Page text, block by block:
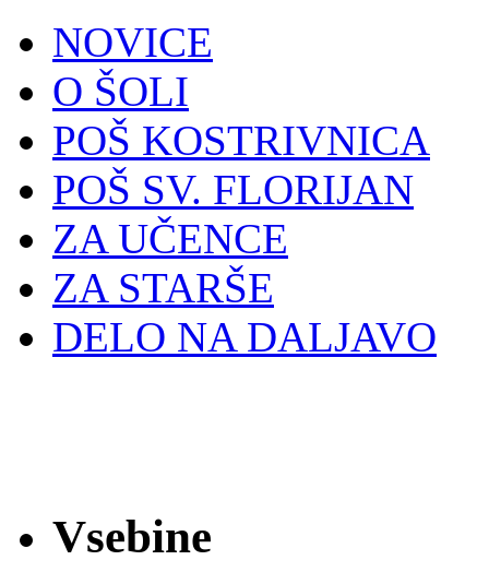
NOVICE
O ŠOLI
POŠ KOSTRIVNICA
POŠ SV. FLORIJAN
ZA UČENCE
ZA STARŠE
DELO NA DALJAVO
Vsebine